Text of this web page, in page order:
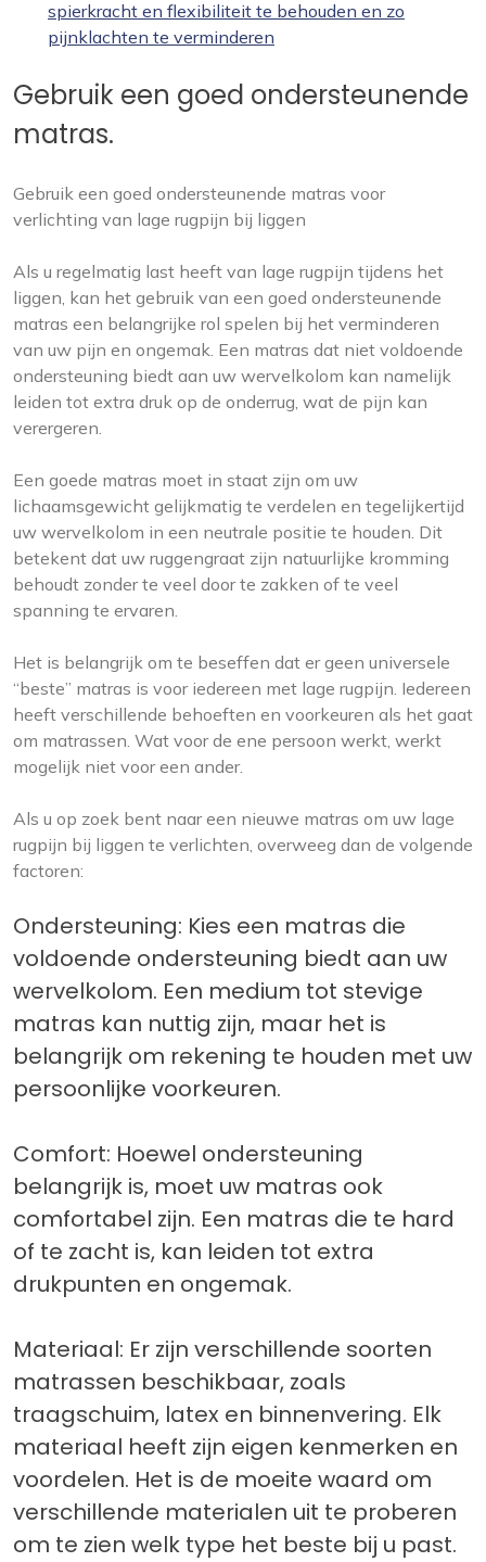
spierkracht en flexibiliteit te behouden en zo
pijnklachten te verminderen
Gebruik een goed ondersteunende
matras.
Gebruik een goed ondersteunende matras voor
verlichting van lage rugpijn bij liggen
Als u regelmatig last heeft van lage rugpijn tijdens het
liggen, kan het gebruik van een goed ondersteunende
matras een belangrijke rol spelen bij het verminderen
van uw pijn en ongemak. Een matras dat niet voldoende
ondersteuning biedt aan uw wervelkolom kan namelijk
leiden tot extra druk op de onderrug, wat de pijn kan
verergeren.
Een goede matras moet in staat zijn om uw
lichaamsgewicht gelijkmatig te verdelen en tegelijkertijd
uw wervelkolom in een neutrale positie te houden. Dit
betekent dat uw ruggengraat zijn natuurlijke kromming
behoudt zonder te veel door te zakken of te veel
spanning te ervaren.
Het is belangrijk om te beseffen dat er geen universele
“beste” matras is voor iedereen met lage rugpijn. Iedereen
heeft verschillende behoeften en voorkeuren als het gaat
om matrassen. Wat voor de ene persoon werkt, werkt
mogelijk niet voor een ander.
Als u op zoek bent naar een nieuwe matras om uw lage
rugpijn bij liggen te verlichten, overweeg dan de volgende
factoren:
Ondersteuning: Kies een matras die
voldoende ondersteuning biedt aan uw
wervelkolom. Een medium tot stevige
matras kan nuttig zijn, maar het is
belangrijk om rekening te houden met uw
persoonlijke voorkeuren.
Comfort: Hoewel ondersteuning
belangrijk is, moet uw matras ook
comfortabel zijn. Een matras die te hard
of te zacht is, kan leiden tot extra
drukpunten en ongemak.
Materiaal: Er zijn verschillende soorten
matrassen beschikbaar, zoals
traagschuim, latex en binnenvering. Elk
materiaal heeft zijn eigen kenmerken en
voordelen. Het is de moeite waard om
verschillende materialen uit te proberen
om te zien welk type het beste bij u past.